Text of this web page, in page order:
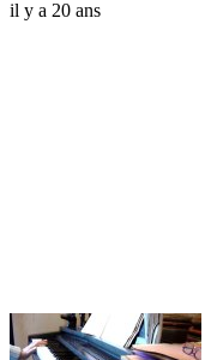
il y a 20 ans